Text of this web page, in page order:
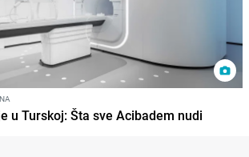
u Turskoj: Šta sve Acibadem nudi